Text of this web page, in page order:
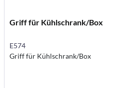
Griff für Kühlschrank/Box
E574
Griff für Kühlschrank/Box